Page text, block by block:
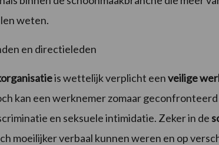
weten.
en directieleden
is wettelijk verplicht eenveilige
kan een werknemer zomaar
en seksuele intimidatie. Zeker in de
moeilijker verbaal kunnen weren en op